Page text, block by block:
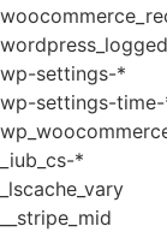
wp-settings-*
wp-settings-
_iub_cs-*
_lscache_vary
__stripe_mid